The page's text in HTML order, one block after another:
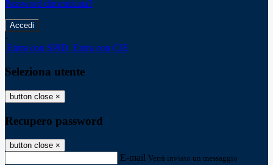
Password dimenticata?
-
Entra con SPID Entra con CIE
Seleziona utente
button close ×
Recupero password
button close ×
E-mail Verrà inviato un messaggio